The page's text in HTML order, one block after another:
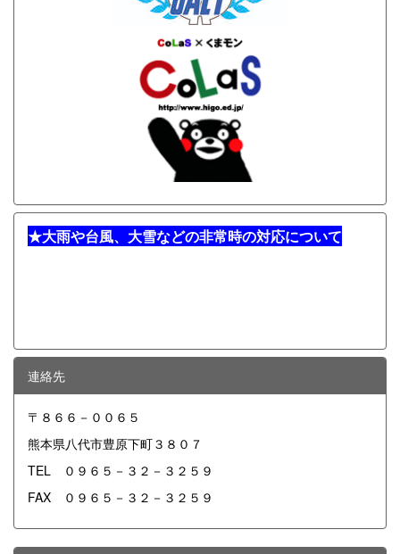
★大雨や台風、大雪などの非常時の対応について
連絡先
〒８６６－００６５
熊本県八代市豊原下町３８０７
TEL ０９６５－３２－３２５９
FAX ０９６５－３２－３２５９